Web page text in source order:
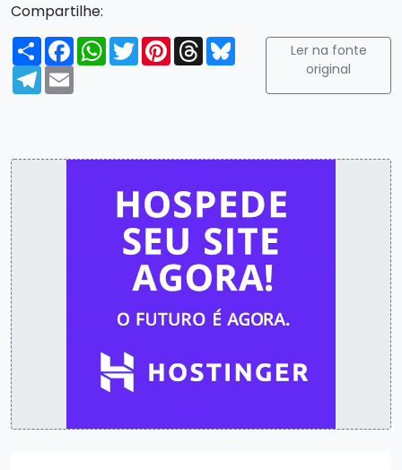
Compartilhe:
Compartilhar
FacebookWhatsApp
TwitterPinterest
ThreadsBluesky
Telegram
Email
Ler na fonte
original